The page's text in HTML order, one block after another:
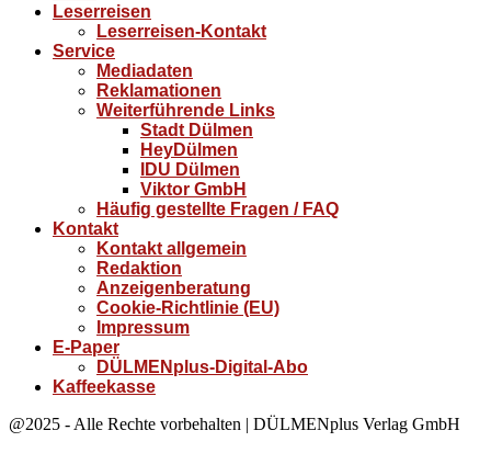
Leserreisen
Leserreisen-Kontakt
Service
Mediadaten
Reklamationen
Weiterführende Links
Stadt Dülmen
HeyDülmen
IDU Dülmen
Viktor GmbH
Häufig gestellte Fragen / FAQ
Kontakt
Kontakt allgemein
Redaktion
Anzeigenberatung
Cookie-Richtlinie (EU)
Impressum
E-Paper
DÜLMENplus-Digital-Abo
Kaffeekasse
@2025 - Alle Rechte vorbehalten | DÜLMENplus Verlag GmbH